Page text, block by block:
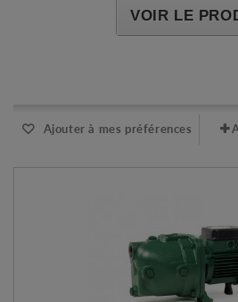
VOIR LE
Ajouter à mes préférences